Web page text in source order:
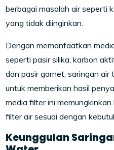
berbagai masalah air seperti
yang tidak diinginkan.
Dengan memanfaatkan
seperti pasir silika, karbon
dan pasir garnet, saringan
untuk memberikan hasil
media filter ini
filter air sesuai dengan
Keunggulan